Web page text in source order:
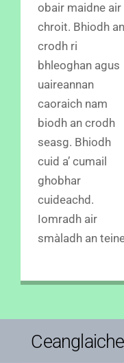
obair maidne air
chroit. Bhiodh an
crodh ri
bhleoghan agus
uaireannan
caoraich nam
biodh an crodh
seasg. Bhiodh
cuid a’ cumail
ghobhar
cuideachd.
Iomradh air
smàladh an